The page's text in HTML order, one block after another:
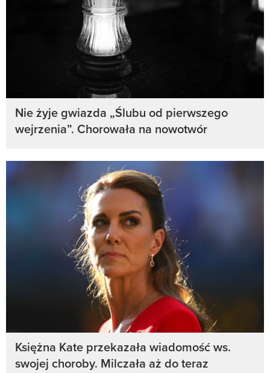
Nie żyje gwiazda „Ślubu od pierwszego
wejrzenia”. Chorowała na nowotwór
Księżna Kate przekazała wiadomość ws.
swojej choroby. Milczała aż do teraz